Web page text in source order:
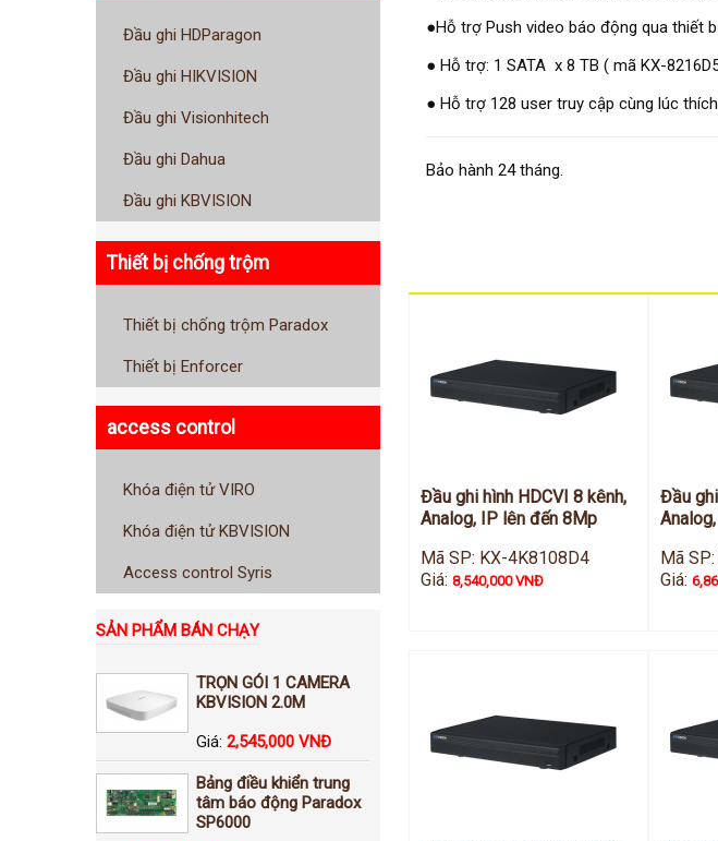
Đầu ghi HDParagon
Đầu ghi HIKVISION
Đầu ghi Visionhitech
Đầu ghi Dahua
Đầu ghi KBVISION
Thiết bị chống trộm
Thiết bị chống trộm Paradox
Thiết bị Enforcer
access control
Khóa điện tử VIRO
Khóa điện tử KBVISION
Access control Syris
SẢN PHẨM BÁN CHẠY
TRỌN GÓI 1 CAMERA
KBVISION 2.0M
Giá: 2,545,000 VNĐ
Bảng điều khiển trung
tâm báo động Paradox
SP6000
●Hỗ trợ Push video báo động qua thiết
● Hỗ trợ: 1 SATA x 8 TB ( mã KX-
● Hỗ trợ 128 user truy cập cùng lúc
Bảo hành 24 tháng.
Đầu ghi hình HDCVI 8 kênh,
Analog, IP lên đến 8Mp
Mã SP: KX-4K8108D4
Giá: 8,540,000 VNĐ
Đầu
Mã
Giá: